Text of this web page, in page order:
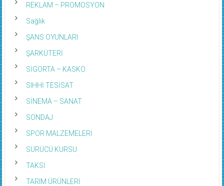
REKLAM – PROMOSYON
Sağlık
ŞANS OYUNLARI
ŞARKÜTERİ
SİGORTA – KASKO
SIHHİ TESİSAT
SİNEMA – SANAT
SONDAJ
SPOR MALZEMELERİ
SÜRÜCÜ KURSU
TAKSİ
TARIM ÜRÜNLERİ